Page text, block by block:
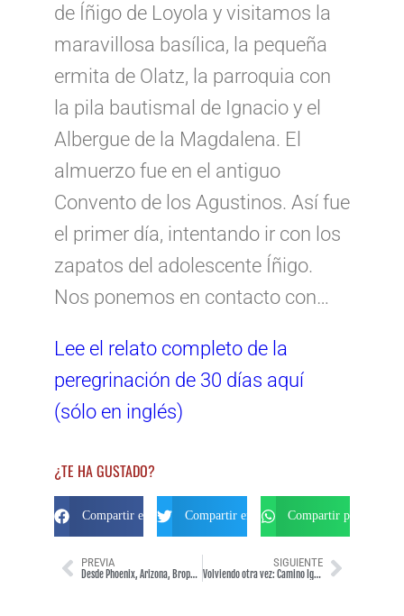
de Íñigo de Loyola y visitamos la
maravillosa basílica, la pequeña
ermita de Olatz, la parroquia con
la pila bautismal de Ignacio y el
Albergue de la Magdalena. El
almuerzo fue en el antiguo
Convento de los Agustinos. Así fue
el primer día, intentando ir con los
zapatos del adolescente Íñigo.
Nos ponemos en contacto con…
Lee el relato completo de la
peregrinación de 30 días aquí
(sólo en inglés)
¿TE HA GUSTADO?
Compartir en FacebookCompartir en TwitterCompartir por
PREVIA
Desde Phoenix, Arizona, Brophy College Preparatory – 2024
SIGUIENTE
Volviendo otra vez: Camino Ignaciano a Roma.